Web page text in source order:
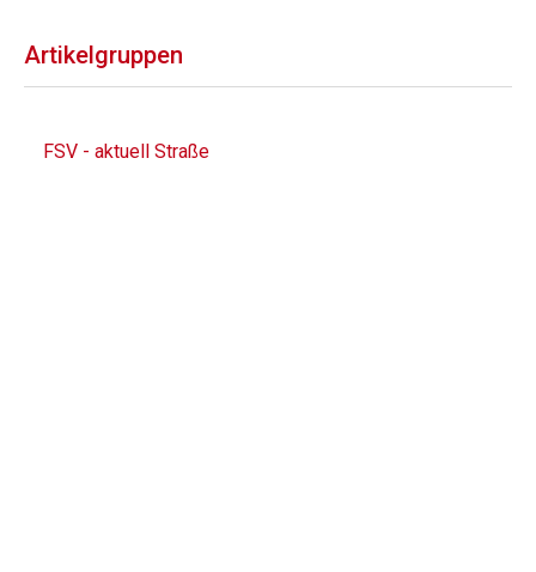
Artikelgruppen
FSV - aktuell Straße